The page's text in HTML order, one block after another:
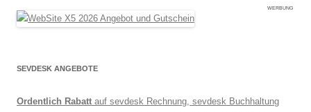
WERBUNG
SEVDESK ANGEBOTE
Ordentlich Rabatt auf sevdesk Rechnung, sevdesk Buchhaltung